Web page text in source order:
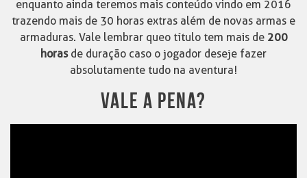
enquanto ainda teremos mais conteúdo vindo em 2016
trazendo mais de 30 horas extras além de novas armas e
armaduras. Vale lembrar que o título tem mais de 200
horasde duração caso o jogador deseje fazer
absolutamente tudo na aventura!
VALE A PENA?